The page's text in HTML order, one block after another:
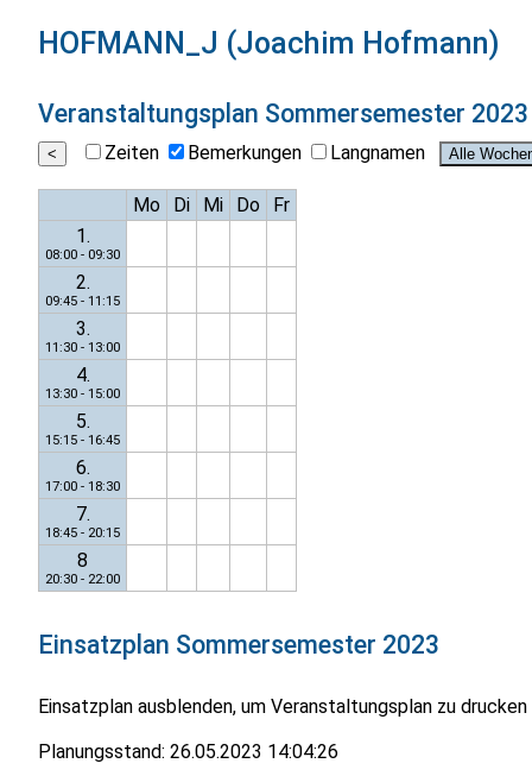
HOFMANN_J (Joachim Hofmann)
Veranstaltungsplan Sommersemester 2023
Zeiten Bemerkungen Langnamen
Mo Di Mi Do
Fr
1.
08:00 - 09:30
2.
09:45 - 11:15
3.
11:30 - 13:00
4.
13:30 - 15:00
5.
15:15 - 16:45
6.
17:00 - 18:30
7.
18:45 - 20:15
8
20:30 - 22:00
Einsatzplan Sommersemester 2023
Einsatzplan ausblenden, um Veranstaltungsplan zu drucken
Planungsstand: 26.05.2023 14:04:26